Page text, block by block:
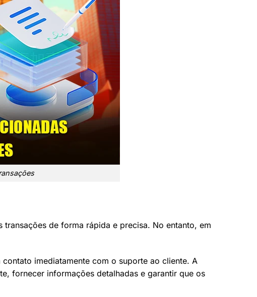
de forma rápida e precisa. No entanto, em
imediatamente com o suporte ao cliente. A
fornecer informações detalhadas e garantir que os